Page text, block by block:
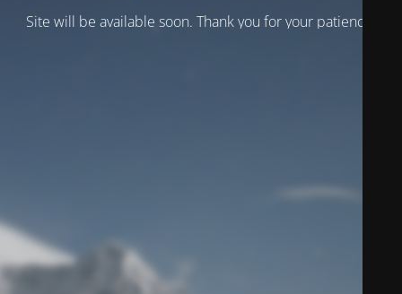
Site will be available soon. Thank you for your patience!